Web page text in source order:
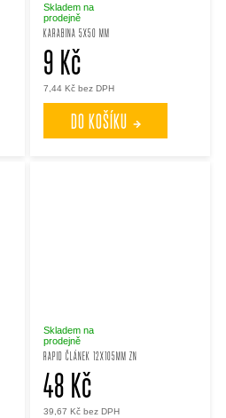
KARABINA 5X50 MM
Skladem na
prodejně
7,44 Kč bez DPH
9 Kč
DO KOŠÍKU
RAPID ČLÁNEK 12X105MM ZN
Skladem na
prodejně
39,67 Kč bez DPH
48 Kč